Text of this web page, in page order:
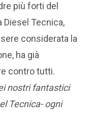
più forti del
Diesel Tecnica,
considerata la
ha già
contro tutti.
nostri fantastici
Tecnica- ogni